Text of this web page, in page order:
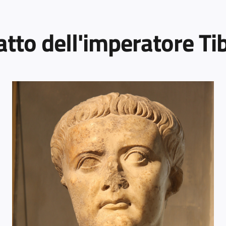
dell'imperatore